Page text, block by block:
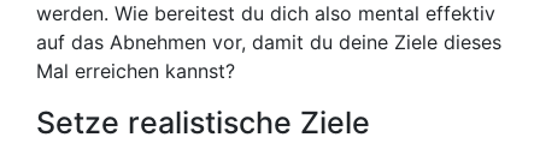
werden. Wie bereitest du dich also mental effektiv
auf das Abnehmen vor, damit du deine Ziele dieses
Mal erreichen kannst?
Setze realistische Ziele